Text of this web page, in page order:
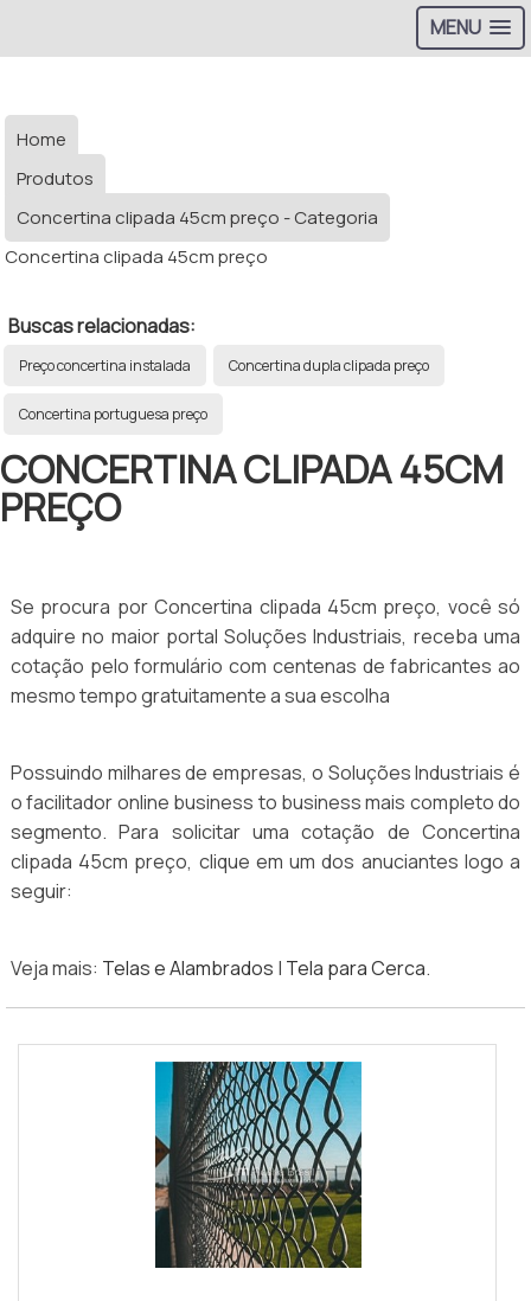
MENU
Home
Produtos
Concertina clipada 45cm preço - Categoria
Concertina clipada 45cm preço
Buscas relacionadas:
Preço concertina instalada Concertina dupla clipada preço
Concertina portuguesa preço
CONCERTINA CLIPADA 45CM
PREÇO
Se procura por Concertina clipada 45cm preço, você só
adquire no maior portal Soluções Industriais, receba uma
cotação pelo formulário com centenas de fabricantes ao
mesmo tempo gratuitamente a sua escolha
Possuindo milhares de empresas, o Soluções Industriais é
o facilitador online business to business mais completo do
segmento. Para solicitar uma cotação de Concertina
clipada 45cm preço, clique em um dos anuciantes logo a
seguir:
Veja mais: Telas e Alambrados | Tela para Cerca.